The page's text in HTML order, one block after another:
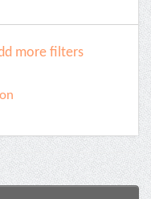
more filters